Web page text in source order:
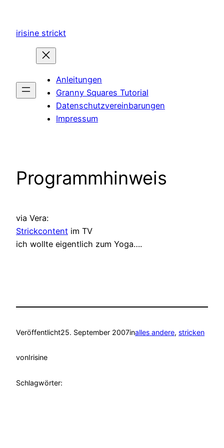
springen
irisine strickt
Anleitungen
Granny Squares Tutorial
Datenschutzvereinbarungen
Impressum
Programmhinweis
via Vera:
Strickcontent im TV
ich wollte eigentlich zum Yoga….
Veröffentlicht25. September 2007inalles andere, stricken
vonIrisine
Schlagwörter: